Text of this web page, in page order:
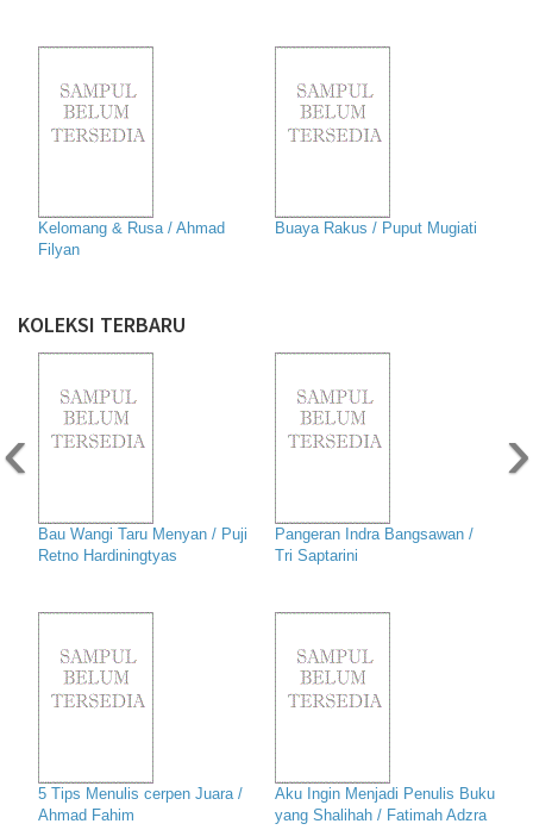
Kelomang & Rusa / Ahmad
Filyan
Buaya Rakus / Puput Mugiati
KOLEKSI TERBARU
Bau Wangi Taru Menyan / Puji
Retno Hardiningtyas
Pangeran Indra Bangsawan /
Tri Saptarini
5 Tips Menulis cerpen Juara /
Ahmad Fahim
Aku Ingin Menjadi Penulis Buku
yang Shalihah / Fatimah Adzra
‹ ›